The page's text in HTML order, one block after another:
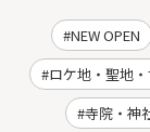
NEW OPEN
ロケ地・聖地
寺院・神